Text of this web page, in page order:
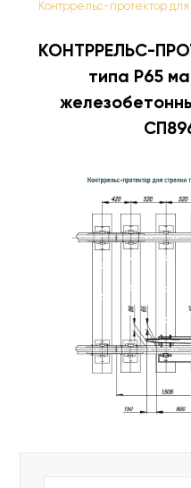
КОНТРРЕЛЬС-
типа Р65